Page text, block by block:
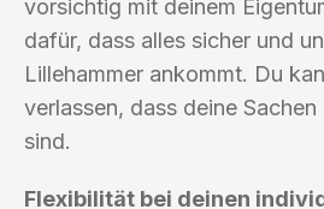
vorsichtig mit deinem
dafür, dass alles sicher und
Lillehammer ankommt. Du
verlassen, dass deine
sind.
Flexibilität bei deinen